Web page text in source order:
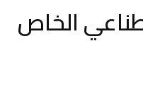
الخاص